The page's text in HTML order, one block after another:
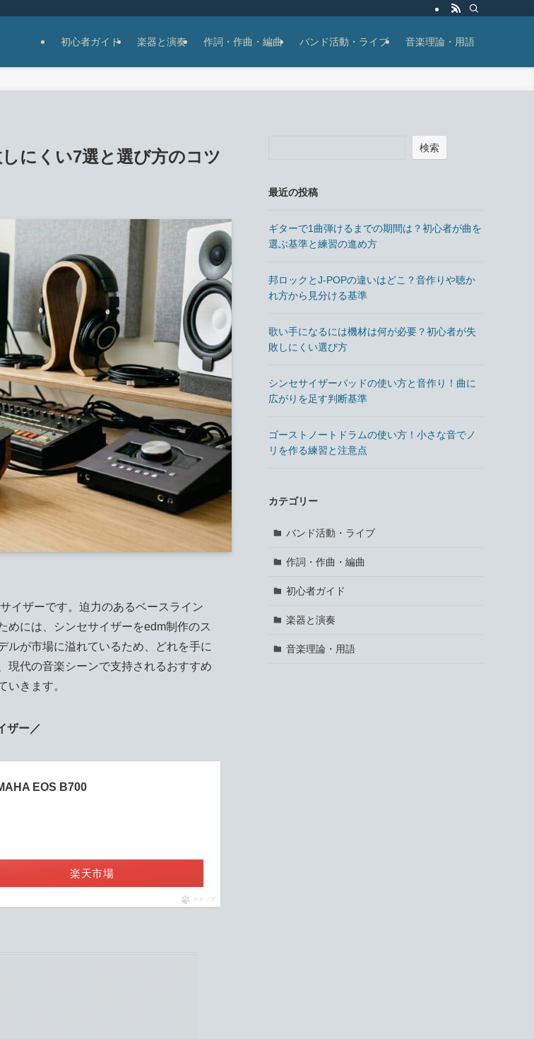
初心者ガイド 楽器と演奏 作詞・作曲・編曲 バンド活動・ライブ 音楽理論・用語
にくい7選と選び方のコツ
イザーです。迫力のあるベースライン
めには、シンセサイザーをedm制作のス
ルが市場に溢れているため、どれを手に
現代の音楽シーンで支持されるおすすめ
いきます。
ザー／
EOS B700
楽天市場
ポチップ
検索
最近の投稿
ギターで1曲弾けるまでの期間は？初心者が曲を
選ぶ基準と練習の進め方
邦ロックとJ-POPの違いはどこ？音作りや聴か
れ方から見分ける基準
歌い手になるには機材は何が必要？初心者が失
敗しにくい選び方
シンセサイザーパッドの使い方と音作り！曲に
広がりを足す判断基準
ゴーストノートドラムの使い方！小さな音でノ
リを作る練習と注意点
カテゴリー
バンド活動・ライブ
作詞・作曲・編曲
初心者ガイド
楽器と演奏
音楽理論・用語